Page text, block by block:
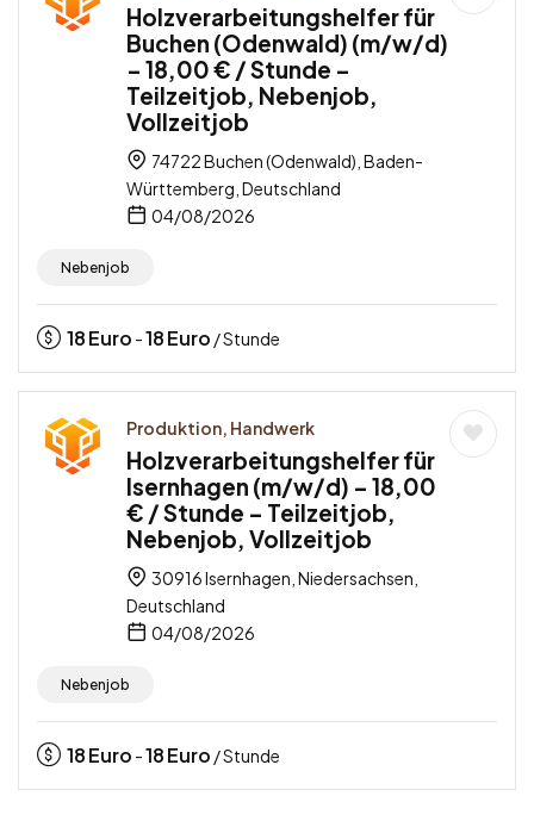
Holzverarbeitungshelfer für
Buchen (Odenwald) (m/w/d)
– 18,00 € / Stunde –
Teilzeitjob, Nebenjob,
Vollzeitjob
74722 Buchen (Odenwald), Baden-
Württemberg, Deutschland
04/08/2026
Nebenjob
18Euro -18Euro / Stunde
Produktion, Handwerk
Holzverarbeitungshelfer für
Isernhagen (m/w/d) – 18,00
€ / Stunde – Teilzeitjob,
Nebenjob, Vollzeitjob
30916 Isernhagen, Niedersachsen,
Deutschland
04/08/2026
Nebenjob
18Euro -18Euro / Stunde